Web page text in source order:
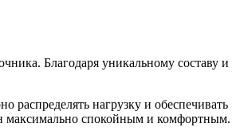
Благодаря уникальному составу и
нагрузку и обеспечивать
максимально спокойным и комфортным.